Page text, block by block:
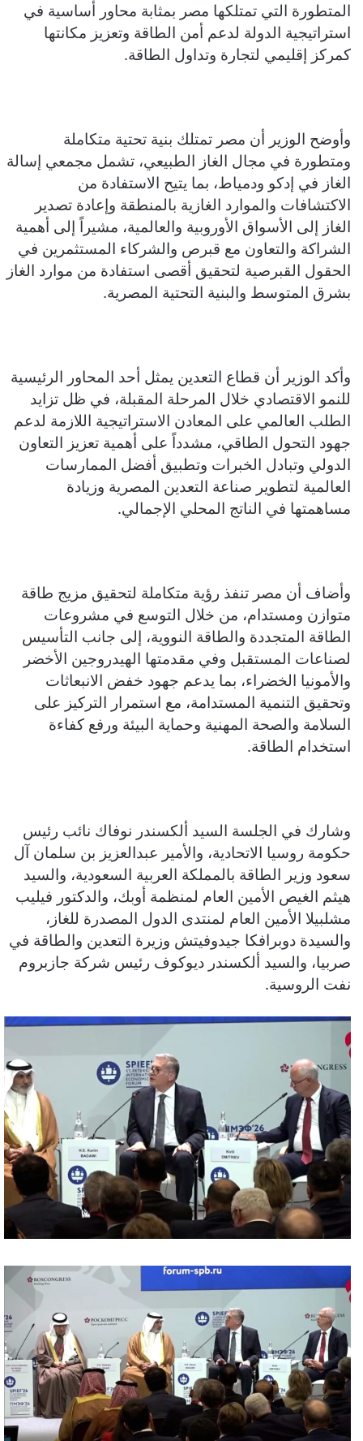
المتطورة التي تمتلكها مصر بمثابة محاور أساسية في
استراتيجية الدولة لدعم أمن الطاقة وتعزيز مكانتها
كمركز إقليمي لتجارة وتداول الطاقة.
وأوضح الوزير أن مصر تمتلك بنية تحتية متكاملة
ومتطورة في مجال الغاز الطبيعي، تشمل مجمعي إسالة
الغاز في إدكو ودمياط، بما يتيح الاستفادة من
الاكتشافات والموارد الغازية بالمنطقة وإعادة تصدير
الغاز إلى الأسواق الأوروبية والعالمية، مشيراً إلى أهمية
الشراكة والتعاون مع قبرص والشركاء المستثمرين في
الحقول القبرصية لتحقيق أقصى استفادة من موارد الغاز
بشرق المتوسط والبنية التحتية المصرية.
وأكد الوزير أن قطاع التعدين يمثل أحد المحاور الرئيسية
للنمو الاقتصادي خلال المرحلة المقبلة، في ظل تزايد
الطلب العالمي على المعادن الاستراتيجية اللازمة لدعم
جهود التحول الطاقي، مشدداً على أهمية تعزيز التعاون
الدولي وتبادل الخبرات وتطبيق أفضل الممارسات
العالمية لتطوير صناعة التعدين المصرية وزيادة
مساهمتها في الناتج المحلي الإجمالي.
وأضاف أن مصر تنفذ رؤية متكاملة لتحقيق مزيج طاقة
متوازن ومستدام، من خلال التوسع في مشروعات
الطاقة المتجددة والطاقة النووية، إلى جانب التأسيس
لصناعات المستقبل وفي مقدمتها الهيدروجين الأخضر
والأمونيا الخضراء، بما يدعم جهود خفض الانبعاثات
وتحقيق التنمية المستدامة، مع استمرار التركيز على
السلامة والصحة المهنية وحماية البيئة ورفع كفاءة
استخدام الطاقة.
وشارك في الجلسة السيد ألكسندر نوفاك نائب رئيس
حكومة روسيا الاتحادية، والأمير عبدالعزيز بن سلمان آل
سعود وزير الطاقة بالمملكة العربية السعودية، والسيد
هيثم الغيص الأمين العام لمنظمة أوبك، والدكتور فيليب
مشلبيلا الأمين العام لمنتدى الدول المصدرة للغاز،
والسيدة دوبرافكا جيدوفيتش وزيرة التعدين والطاقة في
صربيا، والسيد ألكسندر ديوكوف رئيس شركة جازبروم
نفت الروسية.